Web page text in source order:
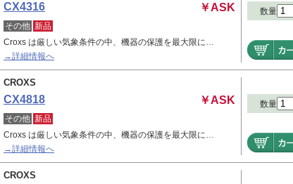
CX4316 ￥ASK
その他 新品
Croxs は厳しい気象条件の中、機器の保護を最大限に…
→詳細情報へ
数量
CROXS
CX4818 ￥ASK
その他 新品
Croxs は厳しい気象条件の中、機器の保護を最大限に…
→詳細情報へ
数量
CROXS